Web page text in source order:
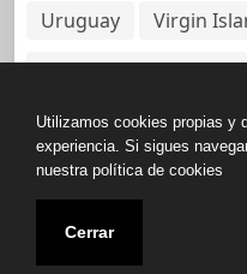
Uruguay
Virgin
Virgin Islands, British
Copyright ©
Base de Datos
Utilizamos cookies propias y
experiencia. Si sigues
nuestra política de cookies
Cerrar